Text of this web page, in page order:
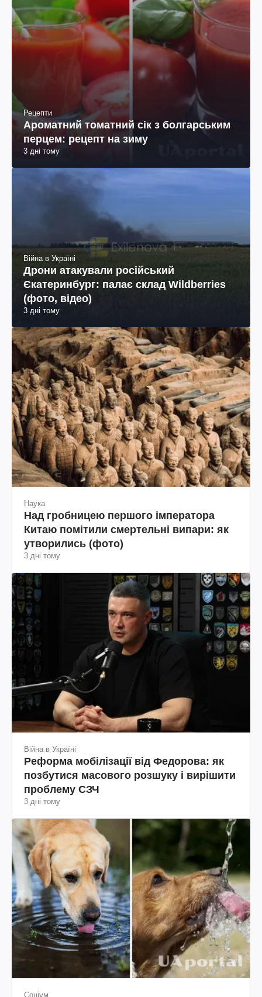
Рецепти
Ароматний томатний сік з болгарським
перцем: рецепт на зиму
3 дні тому
Війна в Україні
Дрони атакували російський
Єкатеринбург: палає склад Wildberries
(фото, відео)
3 дні тому
Наука
Над гробницею першого імператора
Китаю помітили смертельні випари: як
утворились (фото)
3 дні тому
Війна в Україні
Реформа мобілізації від Федорова: як
позбутися масового розшуку і вирішити
проблему СЗЧ
3 дні тому
Соціум